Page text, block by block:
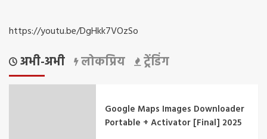
https://youtu.be/DgHkk7VOzSo
अभी-अभी लोकप्रिय ट्रेंडिंग
Google Maps Images Downloader
Portable + Activator [Final] 2025